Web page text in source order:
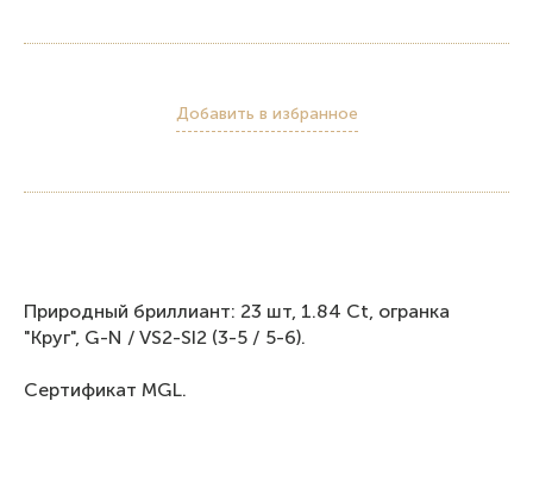
Добавить в избранное
Природный бриллиант: 23 шт, 1.84 Ct, огранка
"Круг", G-N / VS2-SI2 (3-5 / 5-6).
Сертификат MGL.